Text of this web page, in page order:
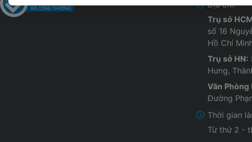
Địa chỉ:
Trụ sở
số 16
Hồ Chí
Trụ sở HN:
Hưng,
Văn Phòng
Đường
Thời gian
Từ thứ 2 -